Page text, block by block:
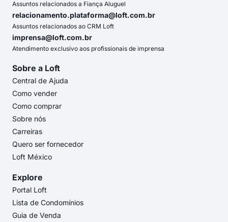
Assuntos relacionados a Fiança Aluguel
relacionamento.plataforma@loft.com.br
Assuntos relacionados ao CRM Loft
imprensa@loft.com.br
Atendimento exclusivo aos profissionais de imprensa
Sobre a Loft
Central de Ajuda
Como vender
Como comprar
Sobre nós
Carreiras
Quero ser fornecedor
Loft México
Explore
Portal Loft
Lista de Condomínios
Guia de Venda